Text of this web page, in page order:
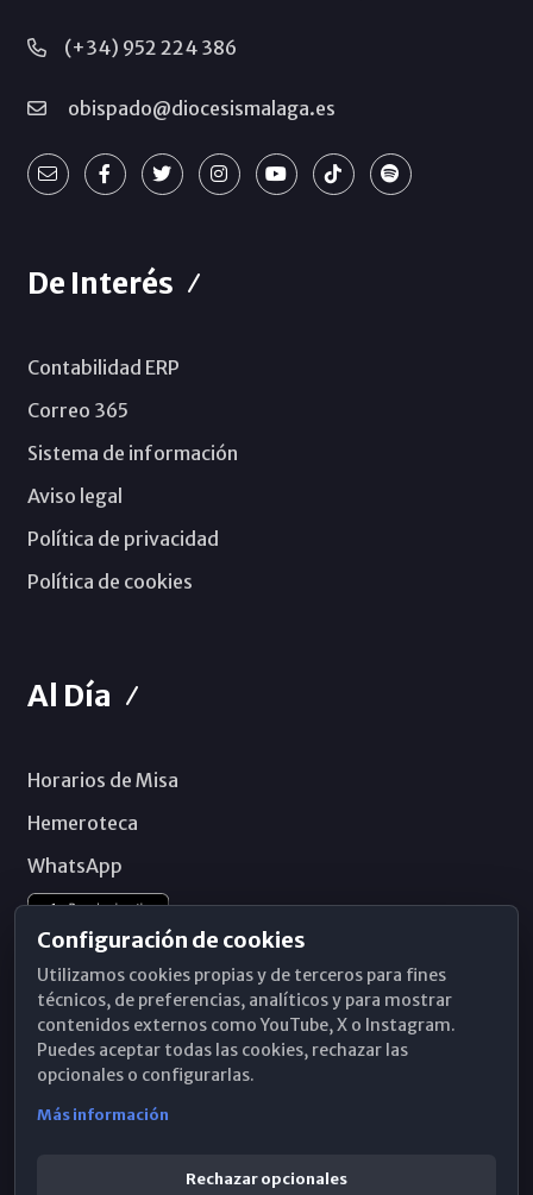
(+34) 952 224 386
obispado@diocesismalaga.es
De Interés
Contabilidad ERP
Correo 365
Sistema de información
Aviso legal
Política de privacidad
Política de cookies
Al Día
Horarios de Misa
Hemeroteca
WhatsApp
Configuración de cookies
Utilizamos cookies propias y de terceros para fines
técnicos, de preferencias, analíticos y para mostrar
contenidos externos como YouTube, X o Instagram.
Puedes aceptar todas las cookies, rechazar las
opcionales o configurarlas.
Más información
Rechazar opcionales